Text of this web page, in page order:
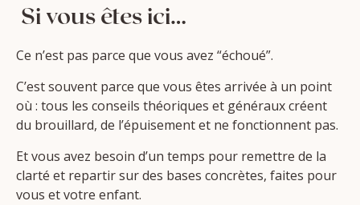
Si vous êtes ici…
Ce n’est pas parce que vous avez “échoué”.
C’est souvent parce que vous êtes arrivée à un point
où : tous les conseils théoriques et généraux créent
du brouillard, de l’épuisement et ne fonctionnent pas.
Et vous avez besoin d’un temps pour remettre de la
clarté et repartir sur des bases concrètes, faites pour
vous et votre enfant.